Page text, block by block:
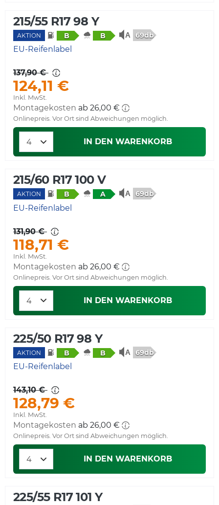
215/55 R17 98 Y
AKTION B B 69db
EU-Reifenlabel
137,90 €
124,11 €
Inkl. MwSt.
Montagekosten ab 26,00 €
Onlinepreis. Vor Ort sind Abweichungen möglich.
IN DEN WARENKORB
215/60 R17 100 V
AKTION B A 69db
EU-Reifenlabel
131,90 €
118,71 €
Inkl. MwSt.
Montagekosten ab 26,00 €
Onlinepreis. Vor Ort sind Abweichungen möglich.
IN DEN WARENKORB
225/50 R17 98 Y
AKTION B B 69db
EU-Reifenlabel
143,10 €
128,79 €
Inkl. MwSt.
Montagekosten ab 26,00 €
Onlinepreis. Vor Ort sind Abweichungen möglich.
IN DEN WARENKORB
225/55 R17 101 Y